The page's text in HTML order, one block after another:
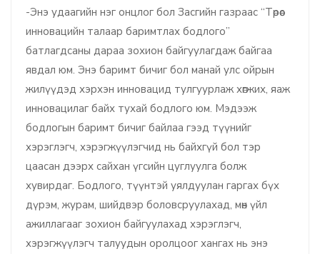
-Энэ удаагийн нэг онцлог бол Засгийн газраас “Төрөөс
инновацийн талаар баримтлах бодлого”
батлагдсаны дараа зохион байгуулагдаж байгаа
явдал юм. Энэ баримт бичиг бол манай улс ойрын
жилүүдэд хэрхэн инновацид тулгуурлаж хөгжих, яаж
инновацилаг байх тухай бодлого юм. Мэдээж
бодлогын баримт бичиг байлаа гээд түүнийг
хэрэглэгч, хэрэгжүүлэгчид нь байхгүй бол тэр
цаасан дээрх сайхан үгсийн цуглуулга болж
хувирдаг. Бодлого, түүнтэй уялдуулан гаргах бүх
дүрэм, журам, шийдвэр боловсруулахад, мөн үйл
ажиллагааг зохион байгуулахад хэрэглэгч,
хэрэгжүүлэгч талуудын оролцоог хангах нь энэ